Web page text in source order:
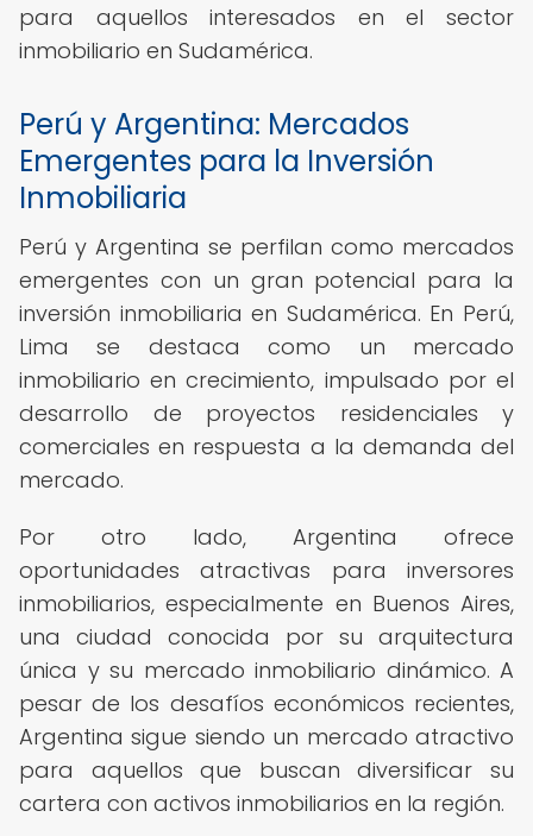
para aquellos interesados en el sector
inmobiliario en Sudamérica.
Perú y Argentina: Mercados
Emergentes para la Inversión
Inmobiliaria
Perú y Argentina se perfilan como mercados
emergentes con un gran potencial para la
inversión inmobiliaria en Sudamérica. En Perú,
Lima se destaca como un mercado
inmobiliario en crecimiento, impulsado por el
desarrollo de proyectos residenciales y
comerciales en respuesta a la demanda del
mercado.
Por otro lado, Argentina ofrece
oportunidades atractivas para inversores
inmobiliarios, especialmente en Buenos Aires,
una ciudad conocida por su arquitectura
única y su mercado inmobiliario dinámico. A
pesar de los desafíos económicos recientes,
Argentina sigue siendo un mercado atractivo
para aquellos que buscan diversificar su
cartera con activos inmobiliarios en la región.